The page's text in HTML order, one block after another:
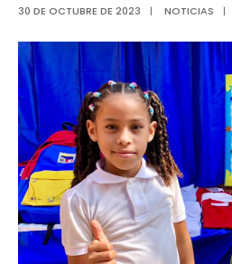
30 DE OCTUBRE DE 2023 | NOTICIAS |